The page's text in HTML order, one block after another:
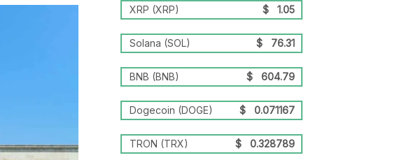
XRP (XRP) $ 1.05
Solana (SOL) $ 76.31
BNB (BNB) $ 604.79
Dogecoin (DOGE) $ 0.071167
TRON (TRX) $ 0.328789